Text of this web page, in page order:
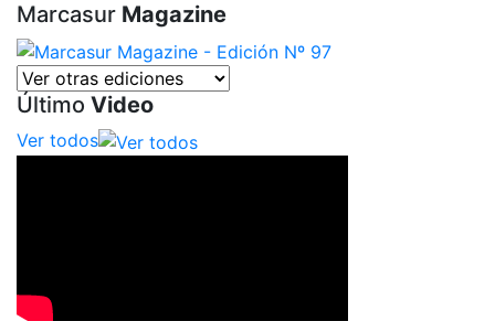
Marcasur Magazine
Último Video
Ver todos